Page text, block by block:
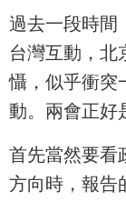
過去一段時間
台灣互動，北
懾，似乎衝突
動。兩會正好
首先當然要看
方向時，報告